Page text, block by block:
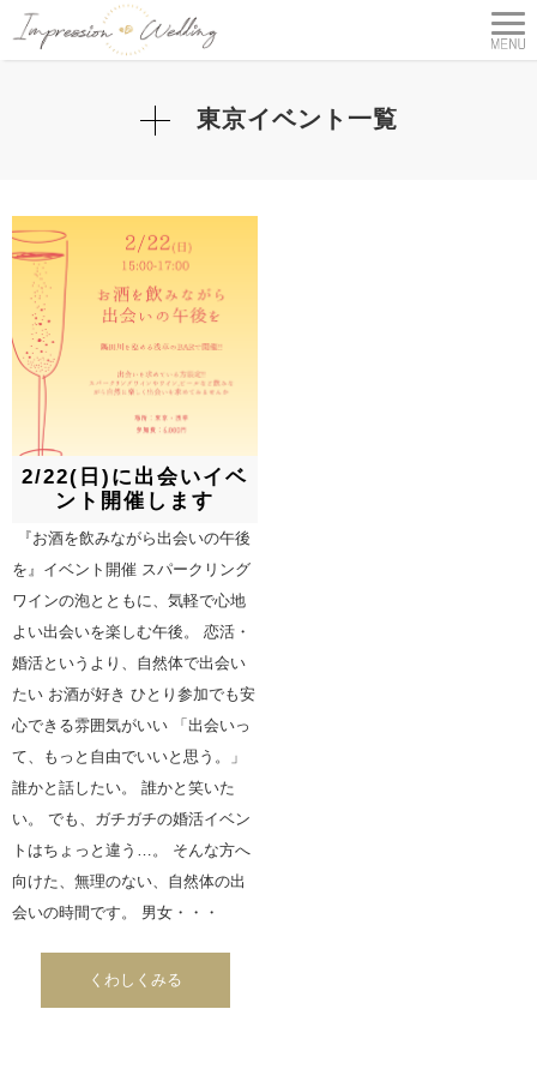
東京イベント一覧
2/22(日)に出会いイベ
ント開催します
『お酒を飲みながら出会いの午後
を』イベント開催 スパークリング
ワインの泡とともに、気軽で心地
よい出会いを楽しむ午後。 恋活・
婚活というより、自然体で出会い
たい お酒が好き ひとり参加でも安
心できる雰囲気がいい 「出会いっ
て、もっと自由でいいと思う。」
誰かと話したい。 誰かと笑いた
い。 でも、ガチガチの婚活イベン
トはちょっと違う…。 そんな方へ
向けた、無理のない、自然体の出
会いの時間です。 男女・・・
くわしくみる